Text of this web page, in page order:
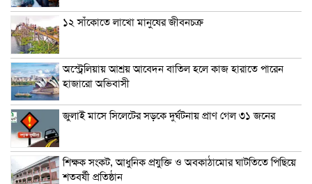
১২ সাঁকোতে লাখো মানুষের জীবনচক্র
অস্ট্রেলিয়ায় আশ্রয় আবেদন বাতিল হলে কাজ হারাতে পারেন
হাজারো অভিবাসী
জুলাই মাসে সিলেটের সড়কে দুর্ঘটনায় প্রাণ গেল ৩১ জনের
শিক্ষক সংকট, আধুনিক প্রযুক্তি ও অবকাঠামোর ঘাটতিতে পিছিয়ে
শতবর্ষী প্রতিষ্ঠান